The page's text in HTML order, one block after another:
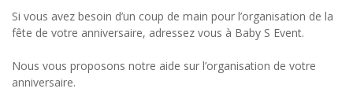
Si vous avez besoin d’un coup de main pour l’organisation de la
fête de votre anniversaire, adressez vous à Baby S Event.
Nous vous proposons notre aide sur l’organisation de votre
anniversaire.